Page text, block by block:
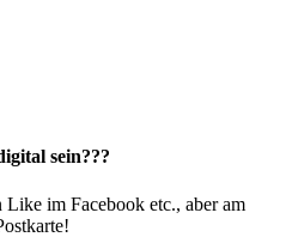
sein???
im Facebook etc., aber am